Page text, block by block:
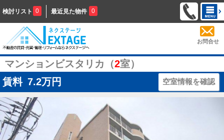
検討リスト 0 最近見た物件 0
お問合せ
マンションビスタリカ（2室）
賃料 7.2万円 空室情報を確認